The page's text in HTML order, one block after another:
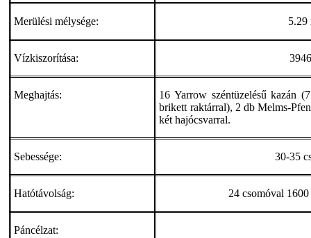
Merülési mélysége: 5.29
Vízkiszorítása:
Meghajtás:
16 Yarrow széntüzelésű kazán
brikett raktárral), 2 db Melms-
két hajócsvarral.
Sebessége: 30-35
Hatótávolság: 24 csomóval
Páncélzat: